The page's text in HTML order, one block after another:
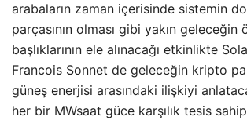
arabaların zaman içerisinde sistemin
parçasının olması gibi yakın geleceğin
başlıklarının ele alınacağı etkinlikte
Francois Sonnet de geleceğin kripto
güneş enerjisi arasındaki ilişkiyi
her bir MWsaat güce karşılık tesis